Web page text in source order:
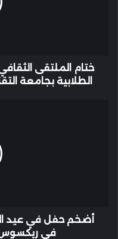
والعلوم
التطبيقية
ختام الملتقى
الطلابية بجامعة
أضخم حفل في عيد
في ريكسوس